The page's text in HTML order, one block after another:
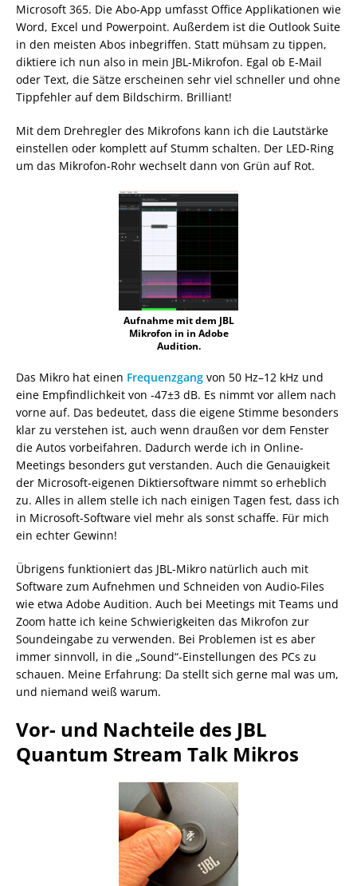
Microsoft 365. Die Abo-App umfasst Office Applikationen wie
Word, Excel und Powerpoint. Außerdem ist die Outlook Suite
in den meisten Abos inbegriffen. Statt mühsam zu tippen,
diktiere ich nun also in mein JBL-Mikrofon. Egal ob E-Mail
oder Text, die Sätze erscheinen sehr viel schneller und ohne
Tippfehler auf dem Bildschirm. Brilliant!
Mit dem Drehregler des Mikrofons kann ich die Lautstärke
einstellen oder komplett auf Stumm schalten. Der LED-Ring
um das Mikrofon-Rohr wechselt dann von Grün auf Rot.
Aufnahme mit dem JBL
Mikrofon in in Adobe
Audition.
Das Mikro hat einen Frequenzgang von 50 Hz–12 kHz und
eine Empfindlichkeit von -47±3 dB. Es nimmt vor allem nach
vorne auf. Das bedeutet, dass die eigene Stimme besonders
klar zu verstehen ist, auch wenn draußen vor dem Fenster
die Autos vorbeifahren. Dadurch werde ich in Online-
Meetings besonders gut verstanden. Auch die Genauigkeit
der Microsoft-eigenen Diktiersoftware nimmt so erheblich
zu. Alles in allem stelle ich nach einigen Tagen fest, dass ich
in Microsoft-Software viel mehr als sonst schaffe. Für mich
ein echter Gewinn!
Übrigens funktioniert das JBL-Mikro natürlich auch mit
Software zum Aufnehmen und Schneiden von Audio-Files
wie etwa Adobe Audition. Auch bei Meetings mit Teams und
Zoom hatte ich keine Schwierigkeiten das Mikrofon zur
Soundeingabe zu verwenden. Bei Problemen ist es aber
immer sinnvoll, in die „Sound“-Einstellungen des PCs zu
schauen. Meine Erfahrung: Da stellt sich gerne mal was um,
und niemand weiß warum.
Vor- und Nachteile des JBL
Quantum Stream Talk Mikros